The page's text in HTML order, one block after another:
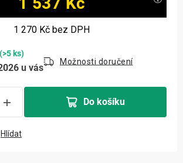
1 270 Kč bez DPH
(>5 ks)
u vás
Možnosti doručení
Do košíku
Hlídat